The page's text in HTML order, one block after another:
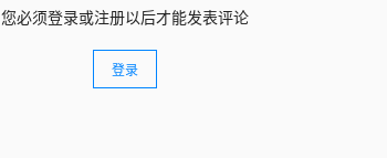
您必须登录或注册以后才能发表评论
登录